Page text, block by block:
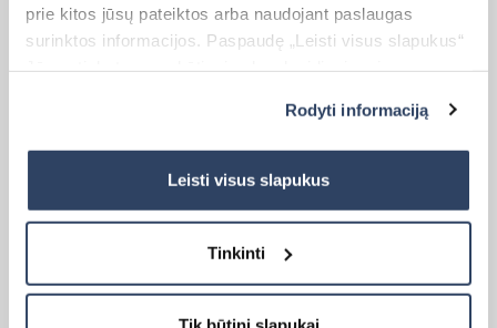
prie kitos jūsų pateiktos arba naudojant paslaugas
surinktos informacijos. Paspaudę „Leisti visus slapukus“
paspauskite mygtuką „Rodyti informaciją“ šioje juostoje.
Daugiau informacijos rasite UAB „Dextera“ Slapukų
Rodyti informaciją
Leisti visus slapukus
Tinkinti
37,00 €.
19,99 €.
Roletas I DIENA-NAKTIS
Plotis (W) – 80 cm